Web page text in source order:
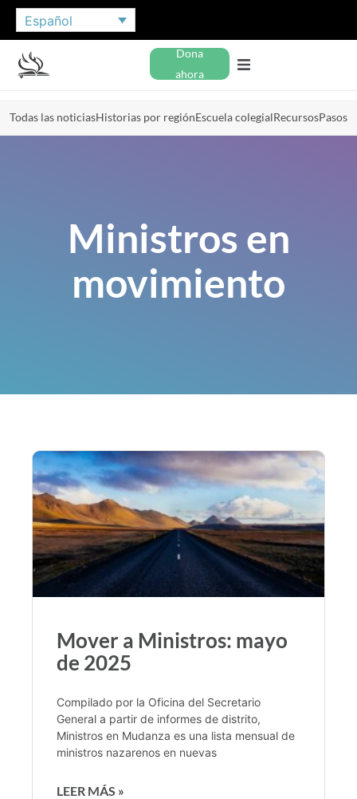
Español
Dona
ahora
Todas las noticiasHistorias por regiónEscuela colegialRecursosPasos
Ministros en
movimiento
Mover a Ministros: mayo
de 2025
Compilado por la Oficina del Secretario
General a partir de informes de distrito,
Ministros en Mudanza es una lista mensual de
ministros nazarenos en nuevas
LEER MÁS »